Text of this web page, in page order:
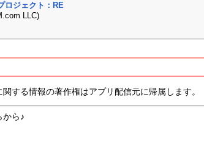
ロジェクト：RE
LLC)
する情報の著作権はアプリ配信元に帰属します。
から♪